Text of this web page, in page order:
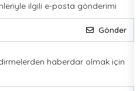
ilgili e-posta gönderimi
Gönder
haberdar olmak için